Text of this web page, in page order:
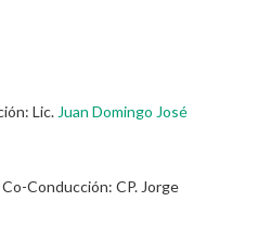
Lic. Juan Domingo José
Conducción: CP. Jorge